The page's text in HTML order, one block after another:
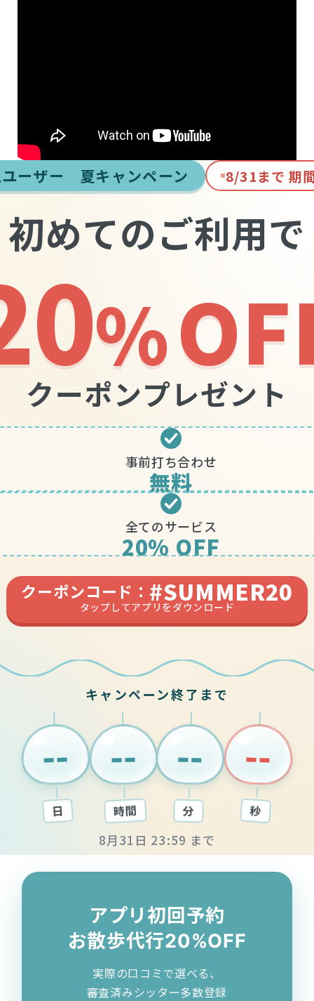
ーザー 夏キャンペーン 8/31まで 期
初めてのご利用で
%
クーポンプレゼント
事前打ち合わせ
無料
全てのサービス
20% OFF
クーポンコード： #SUMMER20
タップしてアプリをダウンロード
キャンペーン終了まで
--
日
--
時間
--
分
--
秒
8月31日 23:59 まで
アプリ初回予約
お散歩代行20%OFF
実際の口コミで選べる、
審査済みシッター多数登録